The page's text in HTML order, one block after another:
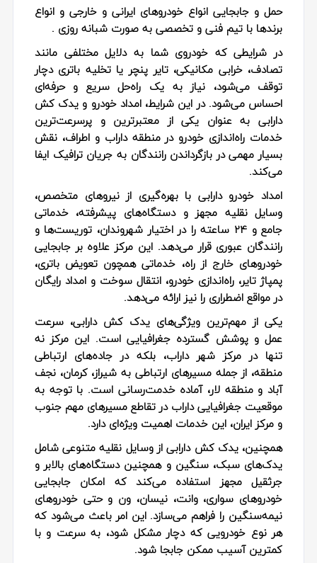
حمل و جابجایی انواع خودروهای ایرانی و خارجی و انواع
برندها با تیم فنی و تخصصی به صورت شبانه روزی .
در شرایطی که خودروی شما به دلایل مختلفی مانند
تصادف، خرابی مکانیکی، تایر پنچر یا تخلیه باتری دچار
توقف می‌شود، نیاز به یک راه‌حل سریع و حرفه‌ای
احساس می‌شود. در این شرایط،امداد خودرو و یدک کش
دارابیبه عنوان یکی از معتبرترین و پرسرعت‌ترین
خدمات راه‌اندازی خودرو در منطقه داراب و اطراف، نقش
بسیار مهمی در بازگرداندن رانندگان به جریان ترافیک ایفا
می‌کند.
امداد خودرو دارابی با بهره‌گیری از نیروهای متخصص،
وسایل نقلیه مجهز و دستگاه‌های پیشرفته، خدماتی
جامع و 24 ساعته را در اختیار شهروندان، توریست‌ها و
رانندگان عبوری قرار می‌دهد. این مرکز علاوه بر جابجایی
خودروهای خارج از راه، خدماتی همچون تعویض باتری،
پمپاژ تایر، راه‌اندازی خودرو، انتقال سوخت و امداد رایگان
در مواقع اضطراری را نیز ارائه می‌دهد.
یکی از مهم‌ترین ویژگی‌های یدک کش دارابی، سرعت
عمل و پوشش گسترده جغرافیایی است. این مرکز نه
تنها در مرکز شهر داراب، بلکه در جاده‌های ارتباطی
منطقه، از جمله مسیرهای ارتباطی به شیراز، کرمان، نجف
آباد و منطقه لار، آماده خدمت‌رسانی است. با توجه به
موقعیت جغرافیایی داراب در تقاطع مسیرهای مهم جنوب
و مرکز ایران، این خدمات اهمیت ویژه‌ای دارد.
همچنین،یدک کش دارابیاز وسایل نقلیه متنوعی شامل
یدک‌های سبک، سنگین و همچنین دستگاه‌های بالابر و
جرثقیل مجهز استفاده می‌کند که امکان جابجایی
خودروهای سواری، وانت، نیسان، ون و حتی خودروهای
نیمه‌سنگین را فراهم می‌سازد. این امر باعث می‌شود که
هر نوع خودرویی که دچار مشکل شود، به سرعت و با
کمترین آسیب ممکن جابجا شود.